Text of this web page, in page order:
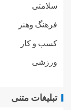
سلامتی
فرهنگ وهنر
کسب و کار
ورزشی
تبلیغات متنی